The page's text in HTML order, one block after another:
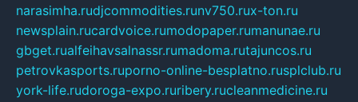
narasimha.rudjcommodities.runv750.rux-ton.ru
newsplain.rucardvoice.rumodopaper.rumanunae.ru
gbget.rualfeihavsalnassr.rumadoma.rutajuncos.ru
petrovkasports.ruporno-online-besplatno.rusplclub.ru
york-life.rudoroga-expo.ruribery.rucleanmedicine.ru